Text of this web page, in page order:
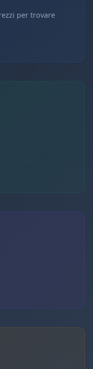
per trovare